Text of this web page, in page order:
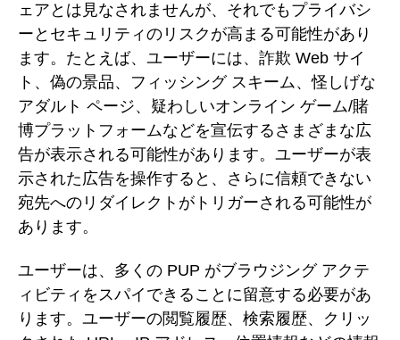
ェアとは見なされませんが、それでもプライバシ
ーとセキュリティのリスクが高まる可能性があり
ます。たとえば、ユーザーには、詐欺 Web サイ
ト、偽の景品、フィッシング スキーム、怪しげな
アダルト ページ、疑わしいオンライン ゲーム/賭
博プラットフォームなどを宣伝するさまざまな広
告が表示される可能性があります。ユーザーが表
示された広告を操作すると、さらに信頼できない
宛先へのリダイレクトがトリガーされる可能性が
あります。
ユーザーは、多くの PUP がブラウジング アクテ
ィビティをスパイできることに留意する必要があ
ります。ユーザーの閲覧履歴、検索履歴、クリッ